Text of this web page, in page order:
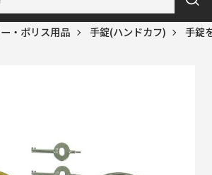
・ポリス用品 手錠(ハンドカフ) 手錠